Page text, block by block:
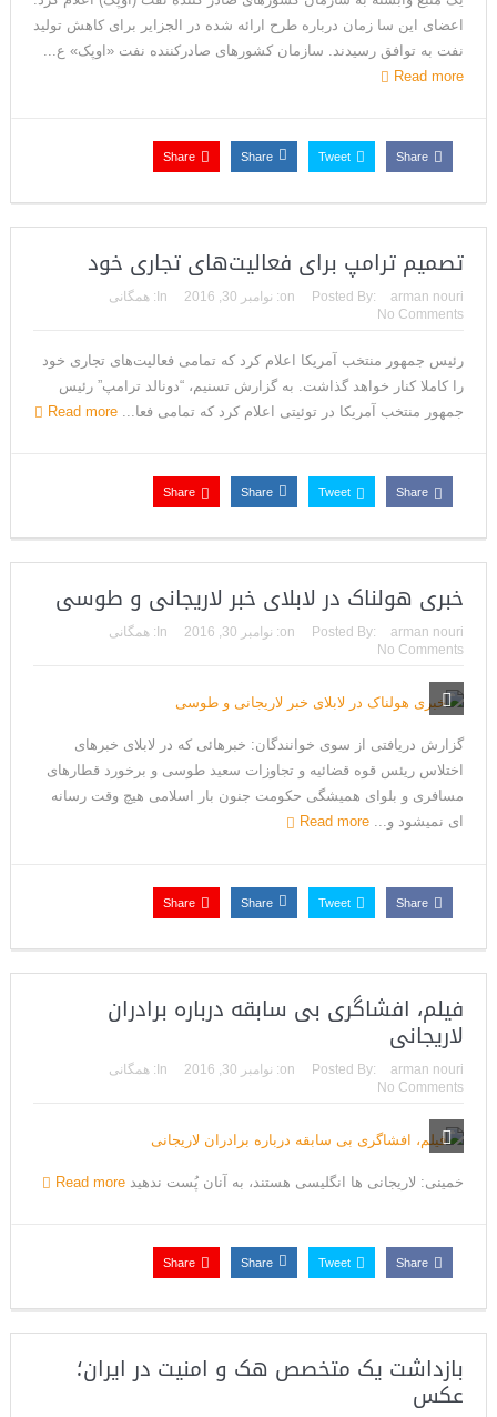
ترامپ: سرمایه‌گذاران دریافته‌اند که آمریکا در حال پیروزی است
مذاکرات تنگه هرمز به نتیجه نرسید؛ سپاه جنگ را برگزید/بازگشت دو
ونزوئلا؛ منتقدان ترامپ اذعان می‌کنند که حق با او بود وضعیت
دیپلمات حکومتی: ترامپ می‌خواهد یک بار برای همیشه نسخه ما را
بپیچد+تحلیل
ترامپ: این آخرین فرصت برای حکومت ایران است، امیدوارم سر عقل
بیایند
حمله احتمالی آمریکا چه شکلی خواهد بود؟ آماده‌باش کامل در
ترامپ: رهبری حکومت ایران فریبکار و دورویی عجیبی از خود نشان
اعضای این سا زمان درباره طرح ارائه شده در الجزایر برای کاهش تولید
نفت به توافق رسیدند. سازمان کشورهای صادرکننده نفت «اوپک» ع...
Read more
Share
Tweet
Share
Share
تصمیم ترامپ برای فعالیت‌های تجاری خود
Posted By: arman nouri
on: نوامبر 30, 2016 In:
همگانی
No Comments
رئیس جمهور منتخب آمریکا اعلام کرد که تمامی فعالیت‌های تجاری خود
را کاملا کنار خواهد گذاشت. به گزارش تسنیم، “دونالد ترامپ” رئیس
جمهور منتخب آمریکا در توئیتی اعلام کرد که تمامی فعا... Read more
Share
Tweet
Share
Share
خبری هولناک در لابلای خبر لاریجانی و طوسی
Posted By: arman nouri
on: نوامبر 30, 2016 In:
همگانی
No Comments
گزارش دریافتی از سوی خوانندگان: خبرهائی که در لابلای خبرهای
اختلاس ریئس قوه قضائیه و تجاوزات سعید طوسی و برخورد قطارهای
مسافری و بلوای همیشگی حکومت جنون بار اسلامی هیچ وقت رسانه
ای نمیشود و... Read more
Share
Tweet
Share
Share
فیلم، افشاگری بی سابقه درباره برادران
لاریجانی
Posted By: arman nouri
on: نوامبر 30, 2016 In: همگانی
No Comments
خمینی: لاریجانی ها انگلیسی هستند، به آنان پُست ندهید Read more
Share
Tweet
Share
Share
بازداشت یک متخصص هک و امنیت در ایران؛
عکس